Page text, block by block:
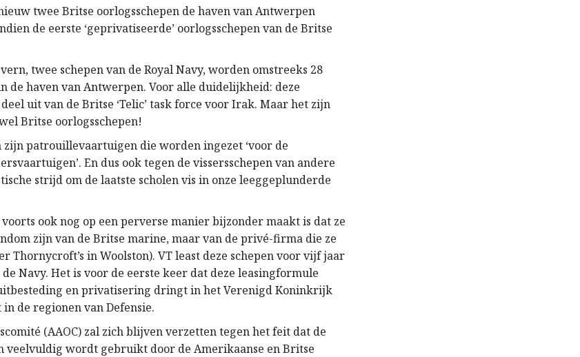
twee Britse oorlogsschepen de haven van Antwerpen
de eerste ‘geprivatiseerde’ oorlogsschepen van de Britse
twee schepen van de Royal Navy, worden omstreeks 28
de haven van Antwerpen. Voor alle duidelijkheid: deze
uit van de Britse ‘Telic’ task force voor Irak. Maar het zijn
Britse oorlogsschepen!
zijn patrouillevaartuigen die worden ingezet ‘voor de
En dus ook tegen de vissersschepen van andere
strijd om de laatste scholen vis in onze leeggeplunderde
ook nog op een perverse manier bijzonder maakt is dat ze
zijn van de Britse marine, maar van de privé-firma die ze
Thornycroft’s in Woolston). VT least deze schepen voor vijf jaar
Navy. Het is voor de eerste keer dat deze leasingformule
en privatisering dringt in het Verenigd Koninkrijk
de regionen van Defensie.
(AAOC) zal zich blijven verzetten tegen het feit dat de
veelvuldig wordt gebruikt door de Amerikaanse en Britse